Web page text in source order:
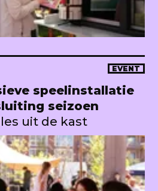
EVENT
speelinstallatie
seizoen
uit de kast